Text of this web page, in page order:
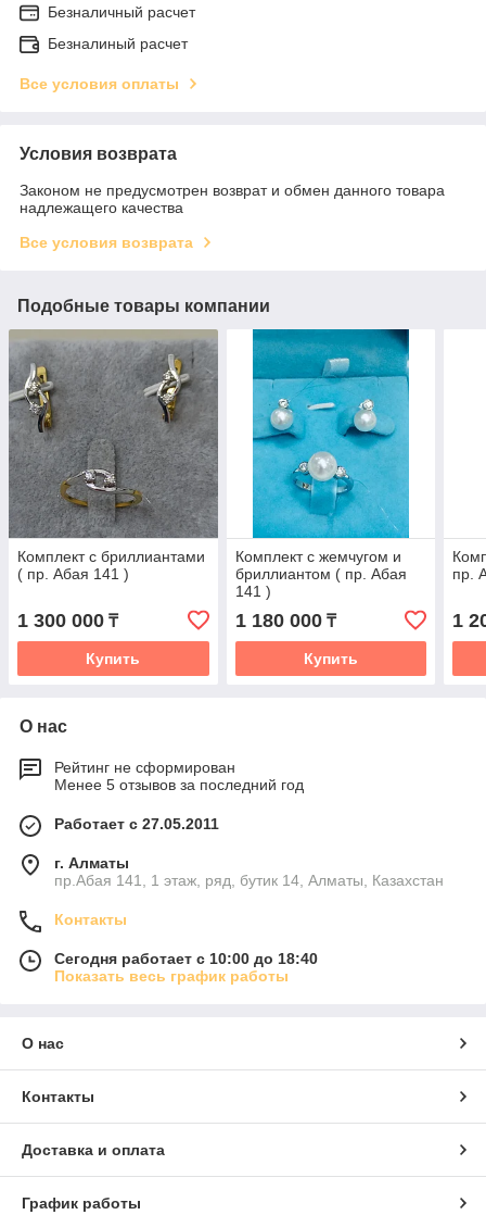
Безналичный расчет
Безналиный расчет
Все условия оплаты
Условия возврата
Законом не предусмотрен возврат и обмен данного товара
надлежащего качества
Все условия возврата
Подобные товары компании
Комплект с бриллиантами
( пр. Абая 141 )
1 300 000 ₸
Купить
Комплект с жемчугом и
бриллиантом ( пр. Абая
141 )
1 180 000₸
Купить
пр.
1
О нас
Рейтинг не сформирован
Менее 5 отзывов за последний год
Работает с 27.05.2011
г. Алматы
пр.Абая 141, 1 этаж, ряд, бутик 14, Алматы, Казахстан
Контакты
Сегодня работает с 10:00 до 18:40
Показать весь график работы
О нас
Контакты
Доставка и оплата
График работы